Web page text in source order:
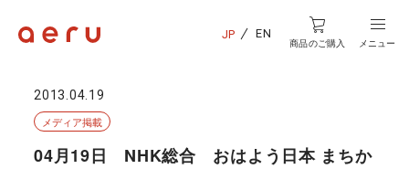
JP EN
商品のご購入 メニュー
2013.04.19
メディア掲載
04月19日 NHK総合 おはよう日本 まちか